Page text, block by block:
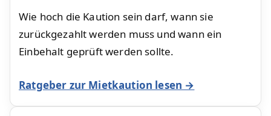
Wie hoch die Kaution sein darf, wann sie
zurückgezahlt werden muss und wann ein
Einbehalt geprüft werden sollte.
Ratgeber zur Mietkaution lesen →